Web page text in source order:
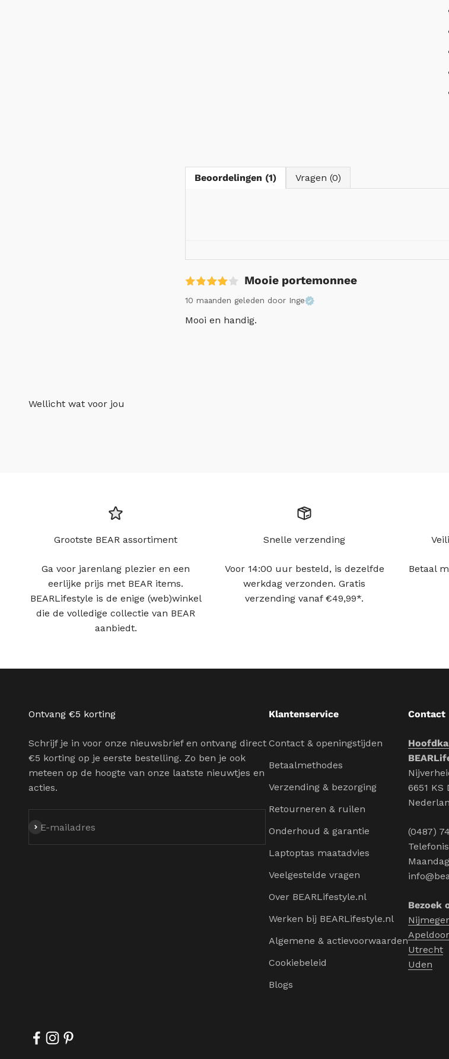
Beoordelingen (1) Vragen (0)
Mooie portemonnee
10 maanden geleden door Inge
Mooi en handig.
Wellicht wat voor jou
Grootste BEAR assortiment
Ga voor jarenlang plezier en een
eerlijke prijs met BEAR items.
BEARLifestyle is de enige (web)winkel
die de volledige collectie van BEAR
aanbiedt.
Snelle verzending
Voor 14:00 uur besteld, is dezelfde
werkdag verzonden. Gratis
verzending vanaf €49,99*.
Betaal
Ontvang €5 korting
Schrijf je in voor onze nieuwsbrief en ontvang direct
€5 korting op je eerste bestelling. Zo ben je ook
meteen op de hoogte van onze laatste nieuwtjes en
acties.
E-mailadres
Abonneren
Klantenservice
Contact & openingstijden
Betaalmethodes
Verzending & bezorging
Retourneren & ruilen
Onderhoud & garantie
Laptoptas maatadvies
Veelgestelde vragen
Over BEARLifestyle.nl
Werken bij BEARLifestyle.nl
Algemene & actievoorwaarden
Cookiebeleid
Blogs
Contact
6651 KS
(0487)
Bezoek
Utrecht
Uden